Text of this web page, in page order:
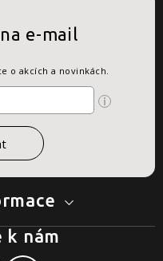
e-mail
o akcích a novinkách.
k nám